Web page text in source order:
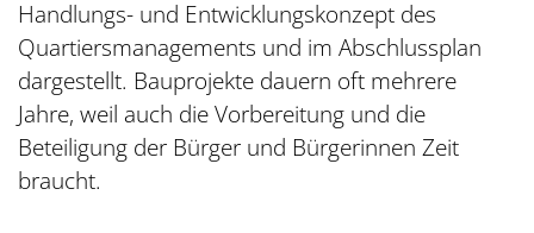
Handlungs- und Entwicklungskonzept des
Quartiersmanagements und im Abschlussplan
dargestellt. Bauprojekte dauern oft mehrere
Jahre, weil auch die Vorbereitung und die
Beteiligung der Bürger und Bürgerinnen Zeit
braucht.